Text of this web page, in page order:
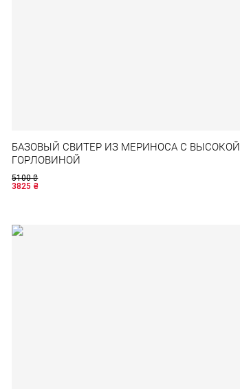
БАЗОВЫЙ СВИТЕР ИЗ МЕРИНОСА С ВЫСОКОЙ
ГОРЛОВИНОЙ
5100₴
3825 ₴